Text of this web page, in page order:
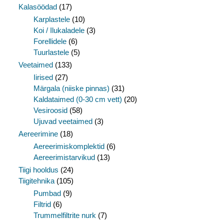
Kalasöödad (17)
Karplastele (10)
Koi / Ilukaladele (3)
Forellidele (6)
Tuurlastele (5)
Veetaimed (133)
Iirised (27)
Märgala (niiske pinnas) (31)
Kaldataimed (0-30 cm vett) (20)
Vesiroosid (58)
Ujuvad veetaimed (3)
Aereerimine (18)
Aereerimiskomplektid (6)
Aereerimistarvikud (13)
Tiigi hooldus (24)
Tiigitehnika (105)
Pumbad (9)
Filtrid (6)
Trummelfiltrite nurk (7)